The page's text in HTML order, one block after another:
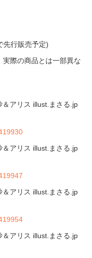
先行販売予定)
際の商品とは一部異な
アリス illust.まさる.jp
アリス illust.まさる.jp
アリス illust.まさる.jp
アリス illust.まさる.jp